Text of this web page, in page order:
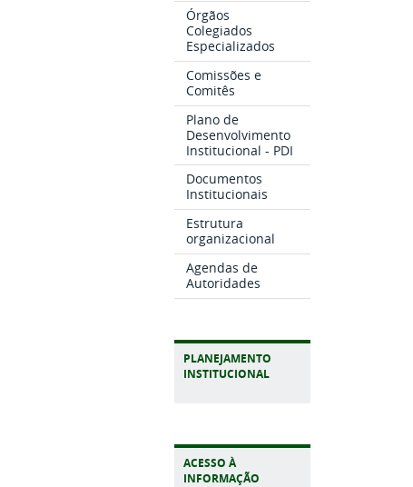
Órgãos
Colegiados
Especializados
Comissões e
Comitês
Plano de
Desenvolvimento
Institucional - PDI
Documentos
Institucionais
Estrutura
organizacional
Agendas de
Autoridades
PLANEJAMENTO
INSTITUCIONAL
ACESSO À
INFORMAÇÃO